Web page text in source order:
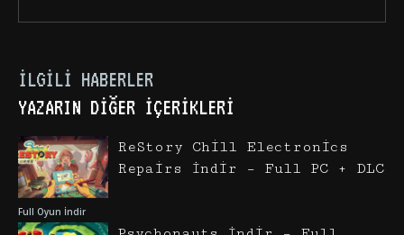
İLGILI HABERLER
YAZARIN DIĞER İÇERIKLERI
Full Oyun İndir
ReStory Chill Electronics
Repairs İndir – Full PC + DLC